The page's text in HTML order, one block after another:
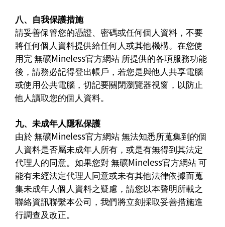
八、自我保護措施
請妥善保管您的憑證、密碼或任何個人資料，不要
將任何個人資料提供給任何人或其他機構。在您使
用完 無礦Mineless官方網站 所提供的各項服務功能
後，請務必記得登出帳戶，若您是與他人共享電腦
或使用公共電腦，切記要關閉瀏覽器視窗，以防止
他人讀取您的個人資料。
九、未成年人隱私保護
由於 無礦Mineless官方網站 無法知悉所蒐集到的個
人資料是否屬未成年人所有，或是有無得到其法定
代理人的同意。如果您對 無礦Mineless官方網站 可
能有未經法定代理人同意或未有其他法律依據而蒐
集未成年人個人資料之疑慮，請您以本聲明所載之
聯絡資訊聯繫本公司，我們將立刻採取妥善措施進
行調查及改正。